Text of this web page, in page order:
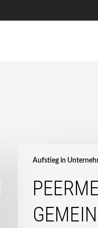
Aufstieg in
Gemeinsam
sehen